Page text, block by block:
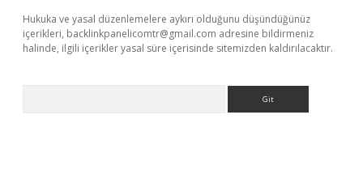
Hukuka ve yasal düzenlemelere aykırı olduğunu düşündüğünüz
içerikleri, backlinkpanelicomtr@gmail.com adresine bildirmeniz
halinde, ilgili içerikler yasal süre içerisinde sitemizden kaldırılacaktır.